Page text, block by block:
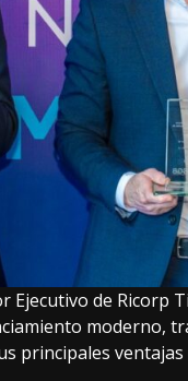
Ejecutivo de
moderno,
principales ventajas